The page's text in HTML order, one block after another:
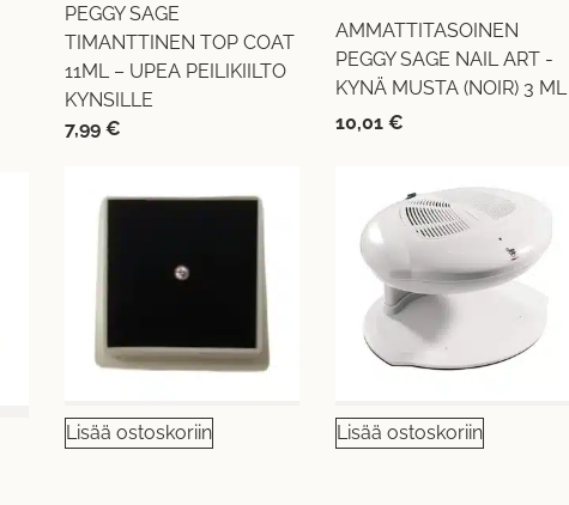
PEGGY SAGE
TIMANTTINEN TOP COAT
11ML – UPEA PEILIKIILTO
KYNSILLE
7,99€
AMMATTITASOINEN
PEGGY SAGE NAIL ART -
KYNÄ MUSTA (NOIR) 3 ML
10,01 €
Lisää ostoskoriin Lisää ostoskoriin